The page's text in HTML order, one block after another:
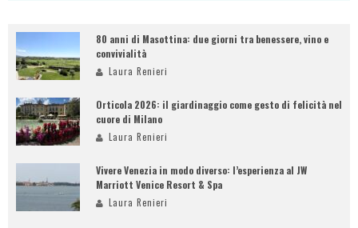
80 anni di Masottina: due giorni tra benessere, vino e
convivialità
Laura Renieri
Orticola 2026: il giardinaggio come gesto di felicità nel
cuore di Milano
Laura Renieri
Vivere Venezia in modo diverso: l’esperienza al JW
Marriott Venice Resort & Spa
Laura Renieri